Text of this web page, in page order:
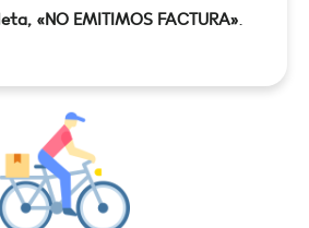
«NO EMITIMOS FACTURA».